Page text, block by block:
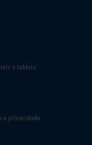
e tablets
e privacidade